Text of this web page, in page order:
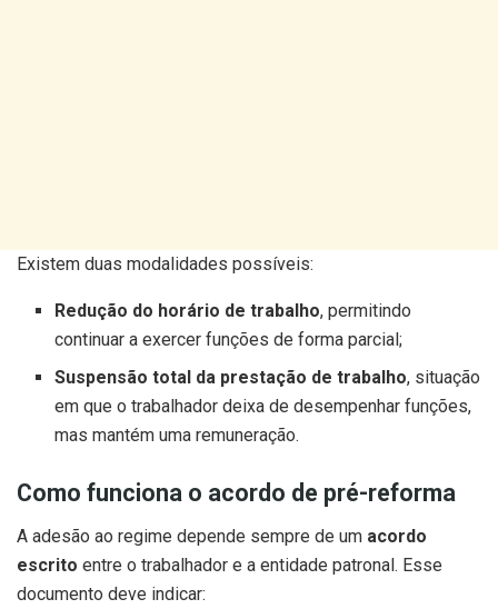
Existem duas modalidades possíveis:
Redução do horário de trabalho, permitindo
continuar a exercer funções de forma parcial;
Suspensão total da prestação de trabalho, situação
em que o trabalhador deixa de desempenhar funções,
mas mantém uma remuneração.
Como funciona o acordo de pré-reforma
A adesão ao regime depende sempre de um acordo
escrito entre o trabalhador e a entidade patronal. Esse
documento deve indicar: